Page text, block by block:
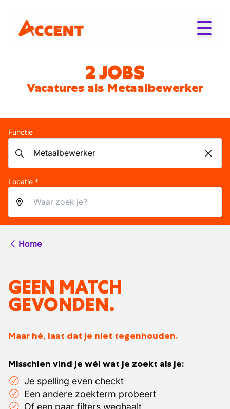
2 JOBS
Vacatures als Metaalbewerker
Functie
Locatie *
Home
GEEN MATCH
GEVONDEN.
Maar hé, laat dat je niet tegenhouden.
Misschien vind je wél wat je zoekt als je:
Je spelling even checkt
Een andere zoekterm probeert
Of een paar filters weghaalt